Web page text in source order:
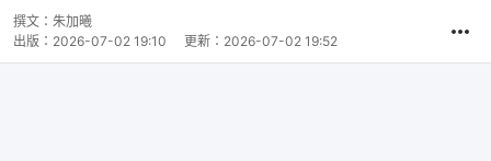
撰文： 朱加曦
出版： 2026-07-02 19:10 更新： 2026-07-02 19:52